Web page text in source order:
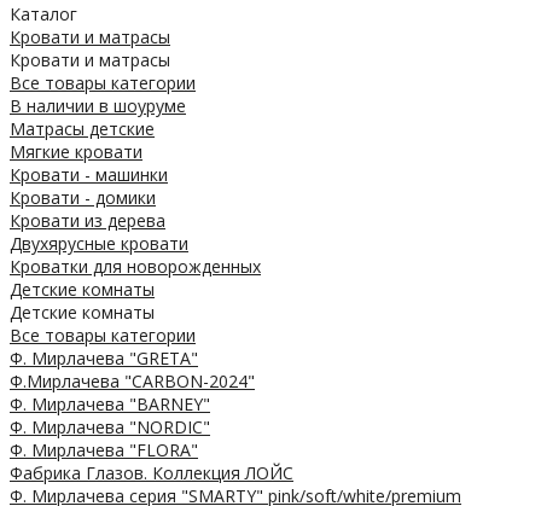
Каталог
Кровати и матрасы
Кровати и матрасы
Все товары категории
В наличии в шоуруме
Матрасы детские
Мягкие кровати
Кровати - машинки
Кровати - домики
Кровати из дерева
Двухярусные кровати
Кроватки для новорожденных
Детские комнаты
Детские комнаты
Все товары категории
Ф. Мирлачева "GRETA"
Ф.Мирлачева "CARBON-2024"
Ф. Мирлачева "BARNEY"
Ф. Мирлачева "NORDIC"
Ф. Мирлачева "FLORA"
Фабрика Глазов. Коллекция ЛОЙС
Ф. Мирлачева серия "SMARTY" pink/soft/white/premium